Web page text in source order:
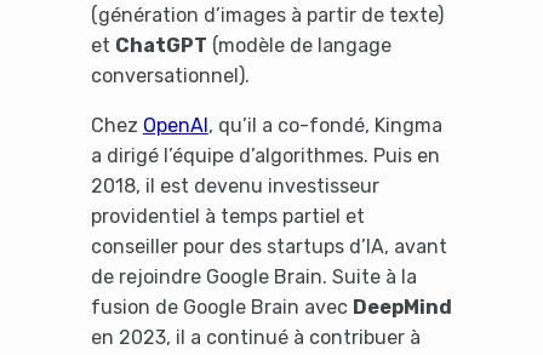
(génération d’images à partir de texte)
et ChatGPT (modèle de langage
conversationnel).
Chez OpenAI, qu’il a co-fondé, Kingma
a dirigé l’équipe d’algorithmes. Puis en
2018, il est devenu investisseur
providentiel à temps partiel et
conseiller pour des startups d’IA, avant
de rejoindre Google Brain. Suite à la
fusion de Google Brain avec DeepMind
en 2023, il a continué à contribuer à